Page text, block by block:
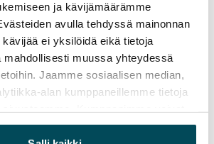
ja kävijämäärämme
avulla tehdyssä mainonnan
ei yksilöidä eikä tietoja
mahdollisesti muussa yhteydessä
Jaamme sosiaalisen median,
alan kumppaneillemme tietoja
muihin tietoihin, joita olet antanut